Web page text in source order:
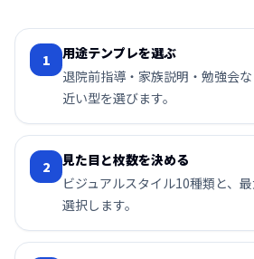
1
用途テンプレを選ぶ
退院前指導・家族説明・勉強会
近い型を選びます。
2
見た目と枚数を決める
ビジュアルスタイル10種類と、
選択します。